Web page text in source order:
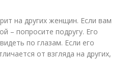
на других женщин. Если вам
– попросите подругу. Его
по глазам. Если его
от взгляда на других,